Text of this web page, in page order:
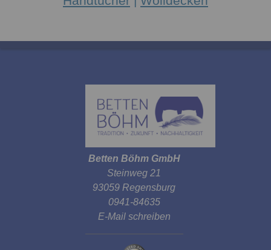
Betten Böhm GmbH
Steinweg 21
93059 Regensburg
0941-84635
E-Mail schreiben